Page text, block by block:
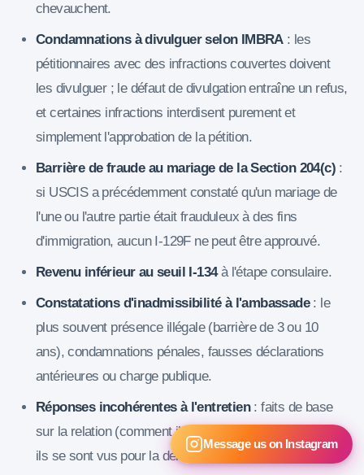
chevauchent.
Condamnations à divulguer selon IMBRA: les
pétitionnaires avec des infractions couvertes doivent
les divulguer ; le défaut de divulgation entraîne un refus,
et certaines infractions interdisent purement et
simplement l'approbation de la pétition.
Barrière de fraude au mariage de la Section 204(c) :
si USCIS a précédemment constaté qu'un mariage de
l'une ou l'autre partie était frauduleux à des fins
d'immigration, aucun I-129F ne peut être approuvé.
Revenu inférieur au seuil I-134à l'étape consulaire.
Constatations d'inadmissibilité à l'ambassade: le
plus souvent présence illégale (barrière de 3 ou 10
ans), condamnations pénales, fausses déclarations
antérieures ou charge publique.
Réponses incohérentes à l'entretien: faits de base
sur la relation (comment ils se sont rencontrés, quand
ils se sont vus pour la dernière fois, noms des
Message us on Instagram